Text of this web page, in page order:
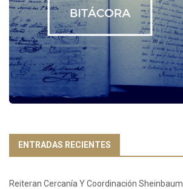
ENTRADAS RECIENTES
Reiteran Cercanía Y Coordinación